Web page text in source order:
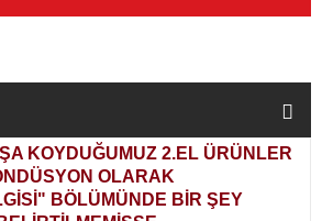
KOYDUĞUMUZ 2.EL ÜRÜNLER
OLARAK
BÖLÜMÜNDE BİR ŞEY